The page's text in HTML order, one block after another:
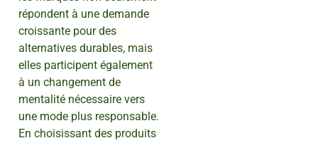
répondent à une demande
croissante pour des
alternatives durables, mais
elles participent également
à un changement de
mentalité nécessaire vers
une mode plus responsable.
En choisissant des produits